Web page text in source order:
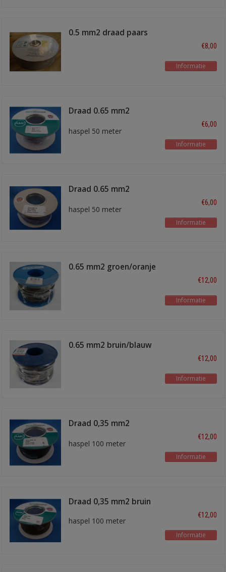
0.5 mm2 draad paars
€8,00
Informatie
Draad 0.65 mm2
haspel 50 meter
€6,00
Informatie
Draad 0.65 mm2
haspel 50 meter
€6,00
Informatie
0.65 mm2 groen/oranje
€12,00
Informatie
0.65 mm2 bruin/blauw
€12,00
Informatie
Draad 0,35 mm2
haspel 100 meter
€12,00
Informatie
Draad 0,35 mm2 bruin
haspel 100 meter
€12,00
Informatie